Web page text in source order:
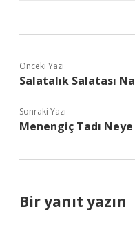
Önceki Yazı
Salatalık Salatası
Sonraki Yazı
Menengiç Tadı
Bir yanıt yazın